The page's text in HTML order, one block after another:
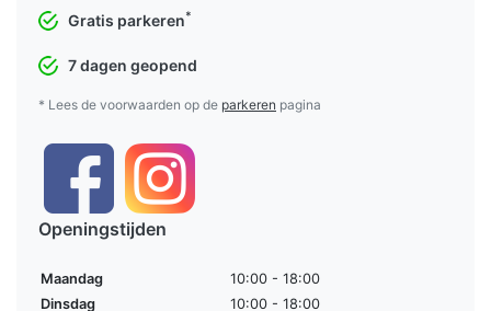
Gratis parkeren*
7 dagen geopend
* Lees de voorwaarden op de parkeren pagina
Openingstijden
Maandag
10:00 - 18:00
Dinsdag
10:00 - 18:00